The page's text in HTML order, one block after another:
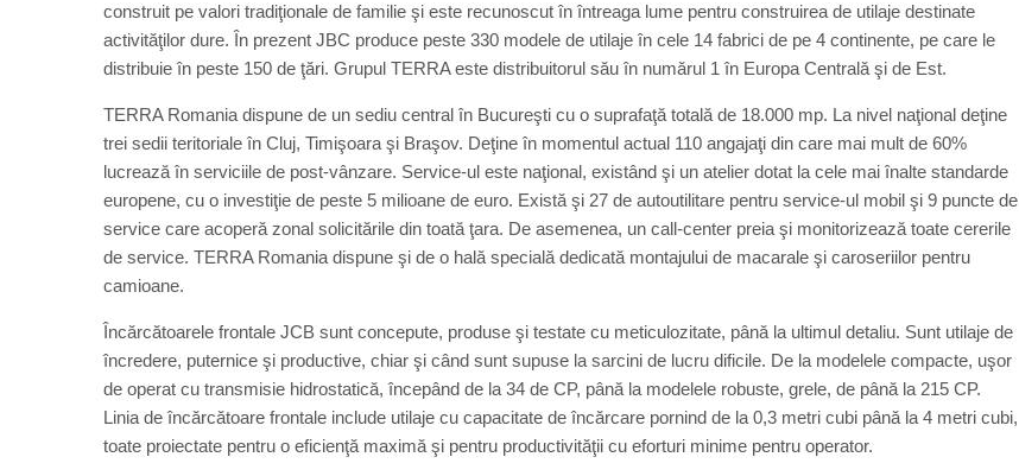
construit pe valori tradiţionale de familie şi este recunoscut în întreaga lume pentru construirea de utilaje destinate
activităţilor dure. În prezent JBC produce peste 330 modele de utilaje în cele 14 fabrici de pe 4 continente, pe care le
distribuie în peste 150 de ţări. Grupul TERRA este distribuitorul său în numărul 1 în Europa Centrală şi de Est.
TERRA Romania dispune de un sediu central în Bucureşti cu o suprafaţă totală de 18.000 mp. La nivel naţional deţine
trei sedii teritoriale în Cluj, Timişoara şi Braşov. Deţine în momentul actual 110 angajaţi din care mai mult de 60%
lucrează în serviciile de post-vânzare. Service-ul este naţional, existând şi un atelier dotat la cele mai înalte standarde
europene, cu o investiţie de peste 5 milioane de euro. Există şi 27 de autoutilitare pentru service-ul mobil şi 9 puncte de
service care acoperă zonal solicitările din toată ţara. De asemenea, un call-center preia şi monitorizează toate cererile
de service. TERRA Romania dispune şi de o hală specială dedicată montajului de macarale şi caroseriilor pentru
camioane.
Încărcătoarele frontale JCB sunt concepute, produse şi testate cu meticulozitate, până la ultimul detaliu. Sunt utilaje de
încredere, puternice şi productive, chiar şi când sunt supuse la sarcini de lucru dificile. De la modelele compacte, uşor
de operat cu transmisie hidrostatică, începând de la 34 de CP, până la modelele robuste, grele, de până la 215 CP.
Linia de încărcătoare frontale include utilaje cu capacitate de încărcare pornind de la 0,3 metri cubi până la 4 metri cubi,
toate proiectate pentru o eficienţă maximă şi pentru productivităţii cu eforturi minime pentru operator.